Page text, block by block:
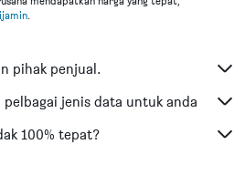
.
pihak penjual.
pelbagai jenis data untuk anda
100% tepat?